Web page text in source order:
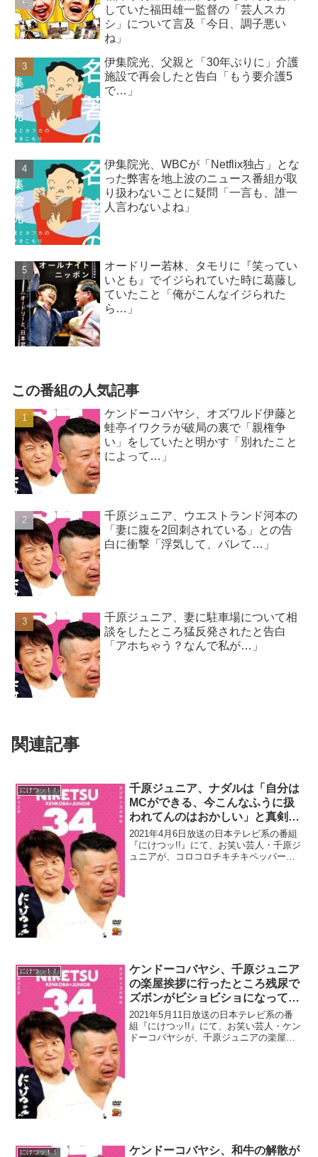
していた福田雄一監督の「芸人スカ
シ」について言及「今日、調子悪い
ね」
伊集院光、父親と「30年ぶりに」介護
施設で再会したと告白「もう要介護5
で…」
伊集院光、WBCが「Netflix独占」とな
った弊害を地上波のニュース番組が取
り扱わないことに疑問「一言も、誰一
人言わないよね」
オードリー若林、タモリに『笑ってい
いとも』でイジられていた時に葛藤し
ていたこと「俺がこんなイジられた
ら…」
この番組の人気記事
ケンドーコバヤシ、オズワルド伊藤と
蛙亭イワクラが破局の裏で「親権争
い」をしていたと明かす「別れたこと
によって…」
千原ジュニア、ウエストランド河本の
「妻に腹を2回刺されている」との告
白に衝撃「浮気して、バレて…」
千原ジュニア、妻に駐車場について相
談をしたところ猛反発されたと告白
「アホちゃう？なんで私が…」
関連記事
にけつッ！！
千原ジュニア、ナダルは「自分は
MCができる、今こんなふうに扱
われてんのはおかしい」と真剣に
思っているから面白いと語る
2021年4月6日放送の日本テレビ系の番組
『にけつッ!!』にて、お笑い芸人・千原ジ
ュニアが、コロコロチキチキペッパー
にけつッ！！
ケンドーコバヤシ、千原ジュニア
の楽屋挨拶に行ったところ残尿で
ズボンがビショビショになってし
まったと告白「衣装さんに買取値
段も聞いてるところです(笑)」
2021年5月11日放送の日本テレビ系の番
組『にけつッ!!』にて、お笑い芸人・ケン
ドーコバヤシが、千原ジュニアの楽屋挨
にけつッ！！
ケンドーコバヤシ、和牛の解散が